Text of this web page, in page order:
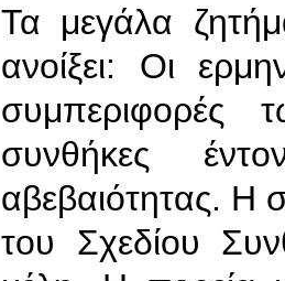
Τα μεγάλα
ανοίξει: Οι
συμπεριφορές
συνθήκες
αβεβαιότητας. Η
του Σχεδίου